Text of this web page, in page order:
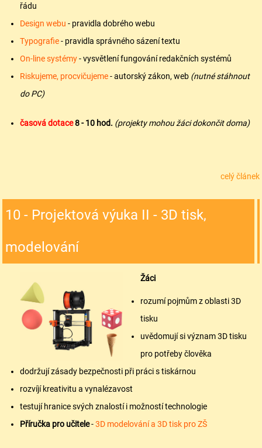
řádu
Design webu - pravidla dobrého webu
Typografie- pravidla správného sázení textu
On-line systémy- vysvětlení fungování redakčních systémů
Riskujeme, procvičujeme- autorský zákon, web (nutné stáhnout
do PC)
časová dotace8 - 10 hod. (projekty mohou žáci dokončit doma)
celý článek
10 - Projektová výuka II - 3D tisk,
modelování
Žáci
rozumí pojmům z oblasti 3D
tisku
uvědomují si význam 3D tisku
pro potřeby člověka
dodržují zásady bezpečnosti při práci s tiskárnou
rozvíjí kreativitu a vynalézavost
testují hranice svých znalostí i možností technologie
Příručka pro učitele-3D modelování a 3D tisk pro ZŠ